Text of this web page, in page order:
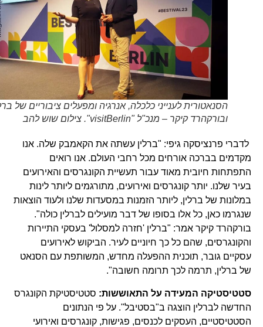
הסנאטורית לענייני כלכלה, אנרגיה ומפעלים ציבוריים של ברלין,
ובורקהרד קיקר – מנכ"ל "visitBerlin". צילום שוש להב
לדברי פרנציסקה גיפי: "ברלין עשתה את הקאמבק שלה. אנו
מקדמים בברכה אורחים מכל רחבי העולם. אנו רואים
התפתחות חיובית מאוד עבור תעשיית הקונגרסים והאירועים
בעיר שלנו. יותר קונגרסים ואירועים, מתורגמים ליותר לינות
במלונות של ברלין, ליותר הזמנות במסעדות שלנו ולעוד הוצאות
שנגרמו כאן, כל אלו בסופו של דבר מועילים לברלין כולה".
בורקהרד קיקר אמר: "ברלין 'חזרה למסלול' בעסקי התיירות
והקונגרסים, שהם כל כך חיוניים לעיר. הביקוש לאירועים
עסקיים גובר, תוכנית ההפעלה מחדש, המשותפת עם הסנאט
של ברלין, תרמה לכך תרומה חשובה".
סטטיסטיקה המעידה על התאוששות:סטטיסטיקת הקונגרס
החדשה לברלין הוצגה ב"בסטיבל". על פי הנתונים
הסטטיסטיים, העסקים לכנסים, פגישות, קונגרסים ואירועי